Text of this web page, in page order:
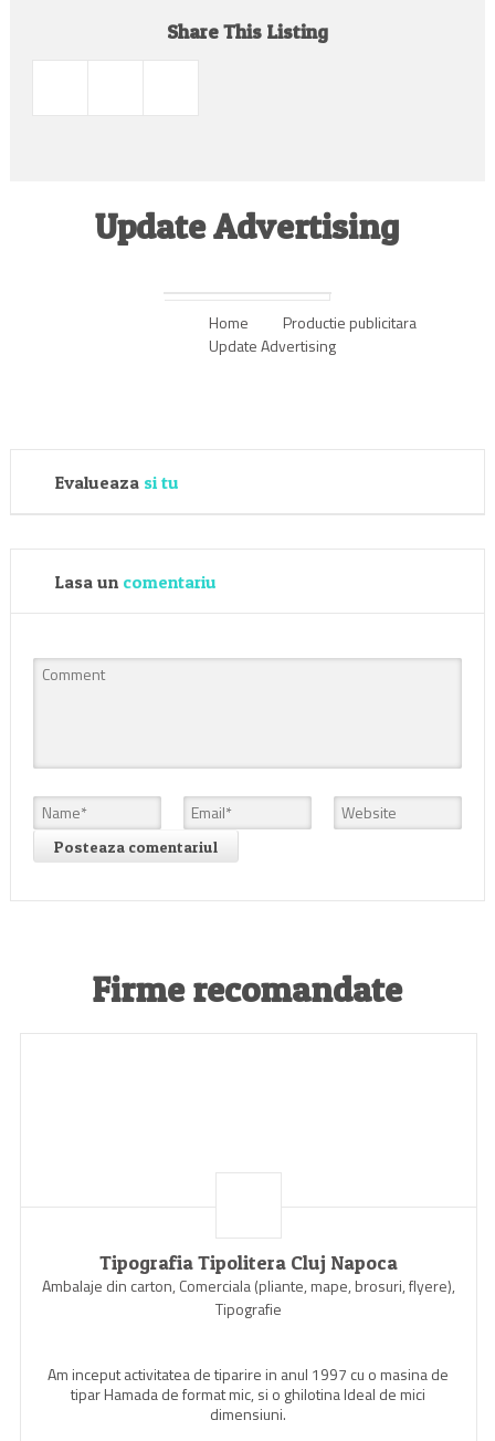
Share This Listing
Update Advertising
Home
Productie publicitara
Update Advertising
Evalueaza si tu
Lasa un comentariu
Firme recomandate
Tipografia Tipolitera Cluj Napoca
Ambalaje din carton, Comerciala (pliante, mape, brosuri, flyere),
Tipografie
Am inceput activitatea de tiparire in anul 1997 cu o masina de
tipar Hamada de format mic, si o ghilotina Ideal de mici
dimensiuni.